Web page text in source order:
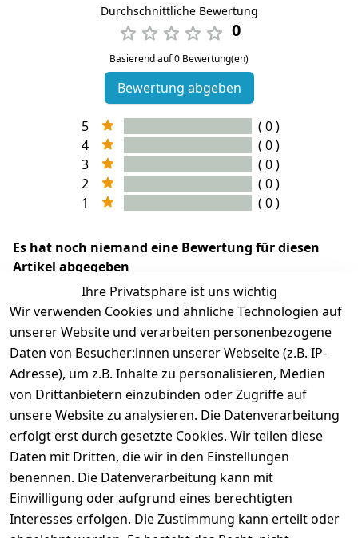
Durchschnittliche Bewertung
0
Basierend auf 0 Bewertung(en)
Bewertung abgeben
5
( 0 )
4
( 0 )
3
( 0 )
2
( 0 )
1
( 0 )
Es hat noch niemand eine Bewertung für diesen
Artikel abgegeben
Ihre Privatsphäre ist uns wichtig
Wir verwenden Cookies und ähnliche Technologien auf
unserer Website und verarbeiten personenbezogene
Daten von Besucher:innen unserer Webseite (z.B. IP-
Adresse), um z.B. Inhalte zu personalisieren, Medien
von Drittanbietern einzubinden oder Zugriffe auf
unsere Website zu analysieren. Die Datenverarbeitung
erfolgt erst durch gesetzte Cookies. Wir teilen diese
Daten mit Dritten, die wir in den Einstellungen
benennen. Die Datenverarbeitung kann mit
Einwilligung oder aufgrund eines berechtigten
Interesses erfolgen. Die Zustimmung kann erteilt oder
Rechtliches
Impressum
Datenschutze
Services
Kontakt
Registrieren
Zahlung und
Wir
versenden
mit
Zahle
bequem per